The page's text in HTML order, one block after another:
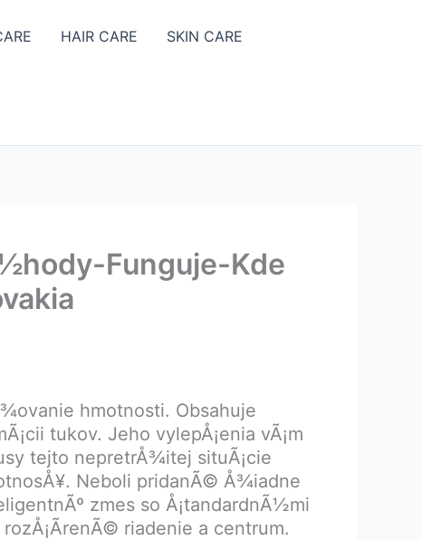
HAIR CARE SKIN CARE
Funguje-Kde
hmotnosti. Obsahuje
tukov. Jeho vylepÅ¡enia vÃ¡m
tejto nepretrÅ¾itej situÃ¡cie
Neboli pridanÃ© Å¾iadne
zmes so Å¡tandardnÃ½mi
riadenie a centrum.